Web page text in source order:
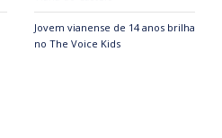
Jovem vianense de 14 anos brilha
no The Voice Kids